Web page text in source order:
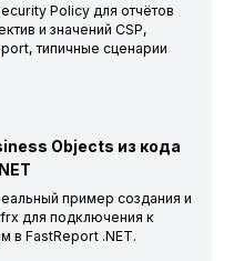
Policy для отчётов
и значений CSP,
типичные сценарии
Objects из кода
пример создания и
для подключения к
в FastReport .NET.